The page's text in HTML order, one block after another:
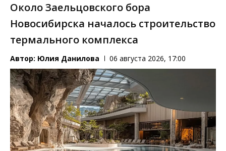
Около Заельцовского бора
Новосибирска началось строительство
термального комплекса
Автор: Юлия Данилова 06 августа 2026, 17:00